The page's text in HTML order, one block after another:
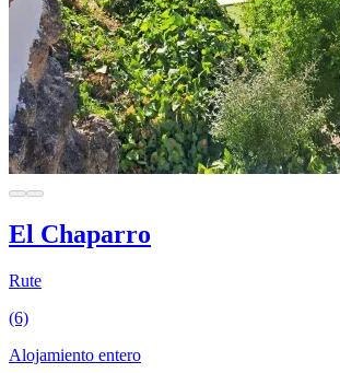
El Chaparro
Rute
(6)
Alojamiento entero